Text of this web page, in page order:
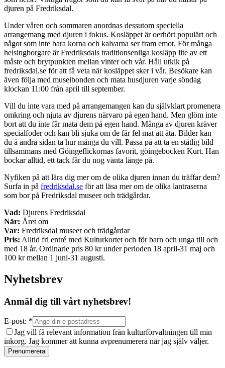
djuren på Fredriksdal.
Under våren och sommaren anordnas dessutom speciella
arrangemang med djuren i fokus. Kosläppet är oerhört populärt och
något som inte bara korna och kalvarna ser fram emot. För många
helsingborgare är Fredriksdals traditionsenliga kosläpp lite av ett
måste och brytpunkten mellan vinter och vår. Håll utkik på
fredriksdal.se för att få veta när kosläppet sker i vår. Besökare kan
även följa med museibonden och mata husdjuren varje söndag
klockan 11:00 från april till september.
Vill du inte vara med på arrangemangen kan du självklart promenera
omkring och njuta av djurens närvaro på egen hand. Men glöm inte
bort att du inte får mata dem på egen hand. Många av djuren kräver
specialfoder och kan bli sjuka om de får fel mat att äta. Bilder kan
du å andra sidan ta hur många du vill. Passa på att ta en ståtlig bild
tillsammans med Göingeflickornas favorit, göingebocken Kurt. Han
bockar alltid, ett tack får du nog vänta länge på.
Nyfiken på att lära dig mer om de olika djuren innan du träffar dem?
Surfa in på fredriksdal.se för att läsa mer om de olika lantraserna
som bor på Fredriksdal museer och trädgårdar.
Vad: Djurens Fredriksdal
När: Året om
Var: Fredriksdal museer och trädgårdar
Pris: Alltid fri entré med Kulturkortet och för barn och unga till och
med 18 år. Ordinarie pris 80 kr under perioden 18 april-31 maj och
100 kr mellan 1 juni-31 augusti.
Nyhetsbrev
Anmäl dig till vårt nyhetsbrev!
E-post: *
Jag vill få relevant information från kulturförvaltningen till min
inkorg. Jag kommer att kunna avprenumerera när jag själv väljer.
Prenumerera